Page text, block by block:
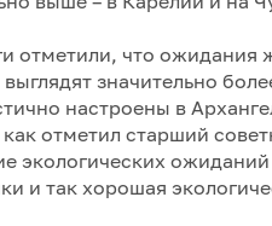
отметили, что ожидания
выглядят значительно
настроены в
отметил старший
экологических
и так хорошая